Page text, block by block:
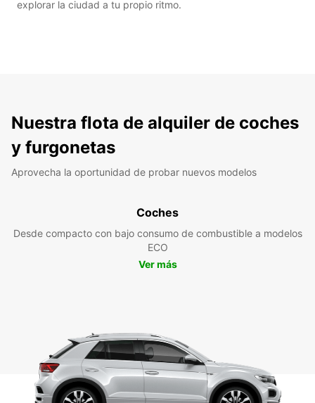
explorar la ciudad a tu propio ritmo.
Nuestra flota de alquiler de coches
y furgonetas
Aprovecha la oportunidad de probar nuevos modelos
Coches
Desde compacto con bajo consumo de combustible a modelos
ECO
Ver más